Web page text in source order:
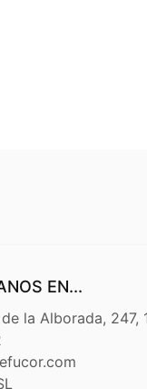
EN...
la Alborada, 247,